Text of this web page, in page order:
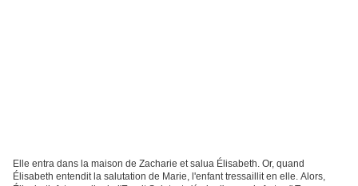
Elle entra dans la maison de Zacharie et salua Élisabeth. Or, quand
Élisabeth entendit la salutation de Marie, l'enfant tressaillit en elle. Alors,